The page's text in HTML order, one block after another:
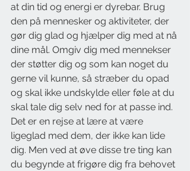
at din tid og energi er dyrebar. Brug
den på mennesker og aktiviteter, der
gør dig glad og hjælper dig med at nå
dine mål. Omgiv dig med mennekser
der støtter dig og som kan noget du
gerne vil kunne, så stræber du opad
og skal ikke undskylde eller føle at du
skal tale dig selv ned for at passe ind.
Det er en rejse at lære at være
ligeglad med dem, der ikke kan lide
dig. Men ved at øve disse tre ting kan
du begynde at frigøre dig fra behovet